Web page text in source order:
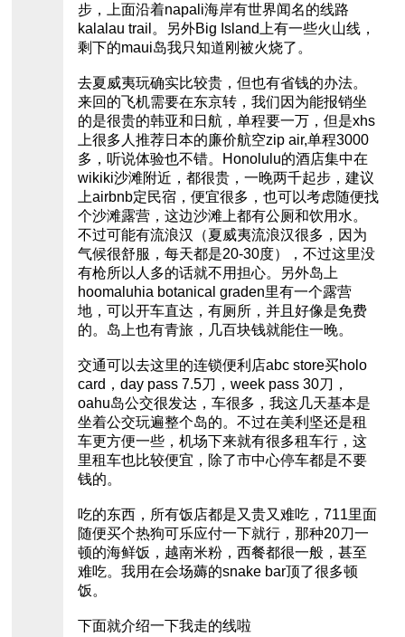
步，上面沿着napali海岸有世界闻名的线路
kalalau trail。另外Big Island上有一些火山线，
剩下的maui岛我只知道刚被火烧了。
去夏威夷玩确实比较贵，但也有省钱的办法。
来回的飞机需要在东京转，我们因为能报销坐
的是很贵的韩亚和日航，单程要一万，但是xhs
上很多人推荐日本的廉价航空zip air,单程3000
多，听说体验也不错。Honolulu的酒店集中在
wikiki沙滩附近，都很贵，一晚两千起步，建议
上airbnb定民宿，便宜很多，也可以考虑随便找
个沙滩露营，这边沙滩上都有公厕和饮用水。
不过可能有流浪汉（夏威夷流浪汉很多，因为
气候很舒服，每天都是20-30度），不过这里没
有枪所以人多的话就不用担心。另外岛上
hoomaluhia botanical graden里有一个露营
地，可以开车直达，有厕所，并且好像是免费
的。岛上也有青旅，几百块钱就能住一晚。
交通可以去这里的连锁便利店abc store买holo
card，day pass 7.5刀，week pass 30刀，
oahu岛公交很发达，车很多，我这几天基本是
坐着公交玩遍整个岛的。不过在美利坚还是租
车更方便一些，机场下来就有很多租车行，这
里租车也比较便宜，除了市中心停车都是不要
钱的。
吃的东西，所有饭店都是又贵又难吃，711里面
随便买个热狗可乐应付一下就行，那种20刀一
顿的海鲜饭，越南米粉，西餐都很一般，甚至
难吃。我用在会场薅的snake bar顶了很多顿
饭。
下面就介绍一下我走的线啦